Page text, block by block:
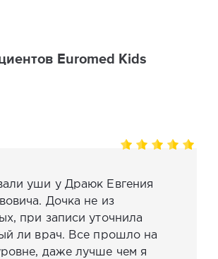
Euromed Kids
уши у Драюк Евгения
Дочка не из
при записи уточнила
ли врач. Все прошло на
даже лучше чем я